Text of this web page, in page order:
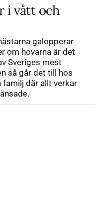
i vått och
galopperar
om hovarna är det
Sveriges mest
så går det till hos
familj där allt verkar